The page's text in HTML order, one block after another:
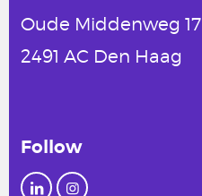
Oude Middenweg 17
2491 AC Den Haag
Follow